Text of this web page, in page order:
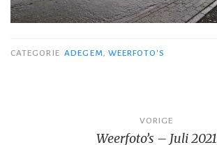
CATEGORIE ADEGEM, WEERFOTO'S
VORIGE
Weerfoto’s – Juli 2021